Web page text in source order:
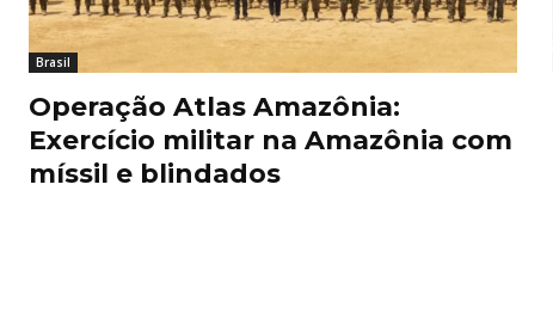
Brasil
Operação Atlas Amazônia:
Exercício militar na Amazônia com
míssil e blindados